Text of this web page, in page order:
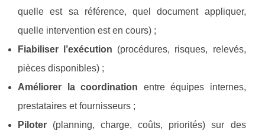
quelle est sa référence, quel document appliquer,
quelle intervention est en cours) ;
Fiabiliser l’exécution (procédures, risques, relevés,
pièces disponibles) ;
Améliorer la coordination entre équipes internes,
prestataires et fournisseurs ;
Piloter (planning, charge, coûts, priorités) sur des